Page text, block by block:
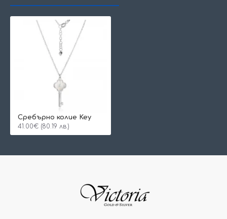
Сребърно колие Key
41.00€ (80.19 лв.)